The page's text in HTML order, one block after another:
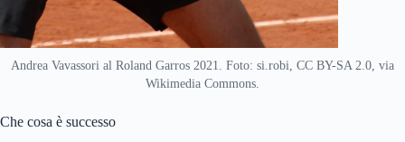
Andrea Vavassori al Roland Garros 2021. Foto: si.robi, CC BY-SA 2.0, via
Wikimedia Commons.
Che cosa è successo